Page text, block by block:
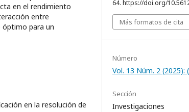
en el rendimiento
entre
óptimo para un
en la resolución de
64. https://doi.org/
Más formatos de cita
Número
Vol. 13 Núm. 2
Sección
Investigaciones